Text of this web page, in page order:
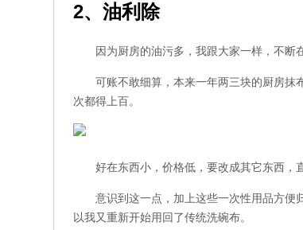
2、油利除
因为厨房的油污多，我跟大家一样，不断
可账不敢细算，本来一年两三块的厨房抹
次都得上百。
好在东西小，价格低，要改成其它东西，
意识到这一点，加上这些一次性用品方便
以我又重新开始用回了传统洗碗布。